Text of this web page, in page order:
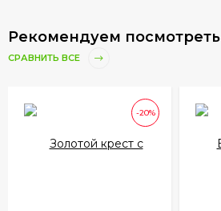
Рекомендуем посмотреть
СРАВНИТЬ ВСЕ
-20%